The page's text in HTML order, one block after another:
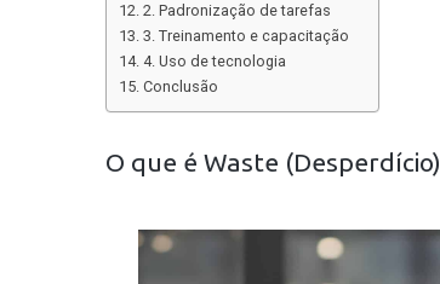
2. Padronização de tarefas
3. Treinamento e capacitação
4. Uso de tecnologia
Conclusão
O que é Waste (Desperdício)